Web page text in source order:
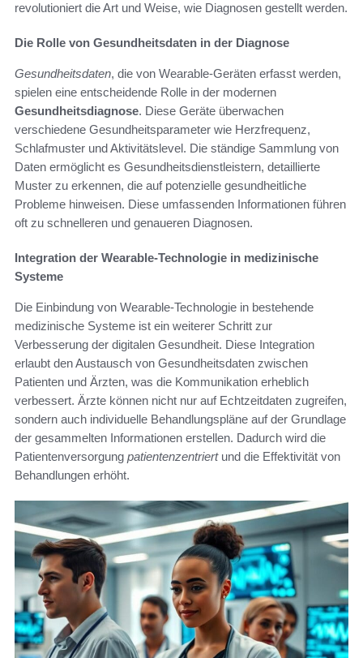
revolutioniert die Art und Weise, wie Diagnosen gestellt werden.
Die Rolle von Gesundheitsdaten in der Diagnose
Gesundheitsdaten, die von Wearable-Geräten erfasst werden,
spielen eine entscheidende Rolle in der modernen
Gesundheitsdiagnose. Diese Geräte überwachen
verschiedene Gesundheitsparameter wie Herzfrequenz,
Schlafmuster und Aktivitätslevel. Die ständige Sammlung von
Daten ermöglicht es Gesundheitsdienstleistern, detaillierte
Muster zu erkennen, die auf potenzielle gesundheitliche
Probleme hinweisen. Diese umfassenden Informationen führen
oft zu schnelleren und genaueren Diagnosen.
Integration der Wearable-Technologie in medizinische
Systeme
Die Einbindung von Wearable-Technologie in bestehende
medizinische Systeme ist ein weiterer Schritt zur
Verbesserung der digitalen Gesundheit. Diese Integration
erlaubt den Austausch von Gesundheitsdaten zwischen
Patienten und Ärzten, was die Kommunikation erheblich
verbessert. Ärzte können nicht nur auf Echtzeitdaten zugreifen,
sondern auch individuelle Behandlungspläne auf der Grundlage
der gesammelten Informationen erstellen. Dadurch wird die
Patientenversorgung patientenzentriertund die Effektivität von
Behandlungen erhöht.